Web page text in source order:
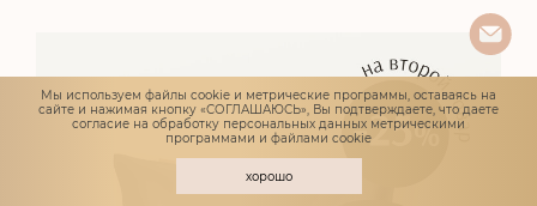
Мы используем файлы cookie и метрические программы, оставаясь на
сайте и нажимая кнопку «СОГЛАШАЮСЬ», Вы подтверждаете, что даете
согласие на обработку персональных данных метрическими
программами и файлами cookie
хорошо